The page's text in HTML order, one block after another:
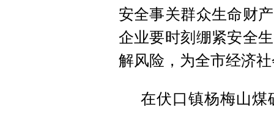
安全事关群众生命财
企业要时刻绷紧安全
解风险，为全市经济
在伏口镇杨梅山煤